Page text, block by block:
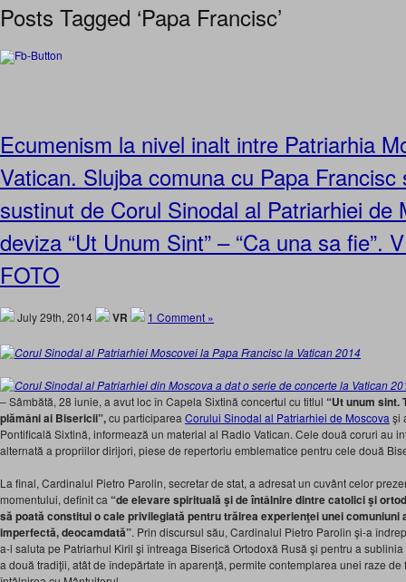
Posts Tagged ‘Papa Francisc’
Ecumenism la nivel inalt intre Patriarhia
Vatican. Slujba comuna cu Papa
sustinut de Corul Sinodal al Patriarhiei de
deviza “Ut Unum Sint” – “Ca una sa fie”.
FOTO
July 29th, 2014 VR 1 Comment »
– Sâmbătă, 28 iunie, a avut loc în Capela Sixtină concertul cu titlul “Ut unum sint.
plămâni ai Bisericii”,cu participarea Corului Sinodal al Patriarhiei de Moscova şi
Pontificală Sixtină, informează un material al Radio Vatican. Cele două coruri au
alternată a propriilor dirijori, piese de repertoriu emblematice pentru cele două
La final, Cardinalul Pietro Parolin, secretar de stat, a adresat un cuvânt celor
momentului, definit ca “de elevare spirituală şi de întâlnire dintre catolici şi
să poată constitui o cale privilegiată pentru trăirea experienţei unei comuniuni
imperfectă, deocamdată”. Prin discursul său, Cardinalul Pietro Parolin şi-a
a-l saluta pe Patriarhul Kiril şi întreaga Biserică Ortodoxă Rusă şi pentru a
a două tradiţii, atât de îndepărtate în aparenţă, permite contemplarea unei raze